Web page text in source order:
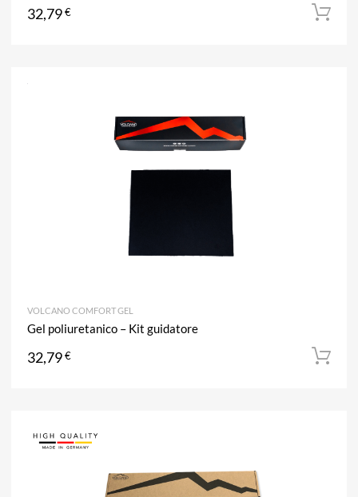
32,79€
VOLCANO COMFORT GEL
Gel poliuretanico – Kit guidatore
32,79€